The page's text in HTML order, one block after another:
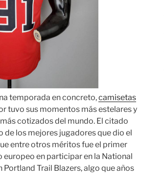
temporada en concreto,camisetas
tuvo sus momentos más estelares y
cotizados del mundo. El citado
los mejores jugadores que dio el
entre otros méritos fue el primer
en participar en la National
Trail Blazers, algo que años